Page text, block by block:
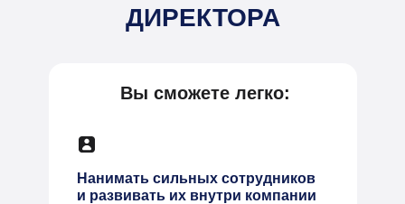
Вы сможете легко:
Нанимать сильных сотрудников
и развивать их внутри компании
ДИРЕКТОРА